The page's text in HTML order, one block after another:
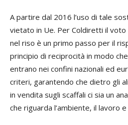
A partire dal 2016 l’uso di tale
vietato in Ue. Per Coldiretti il
nel riso è un primo passo per il
principio di reciprocità in modo
entrano nei confini nazionali ed
criteri, garantendo che dietro gli
in vendita sugli scaffali ci sia un
che riguarda l’ambiente, il lavoro